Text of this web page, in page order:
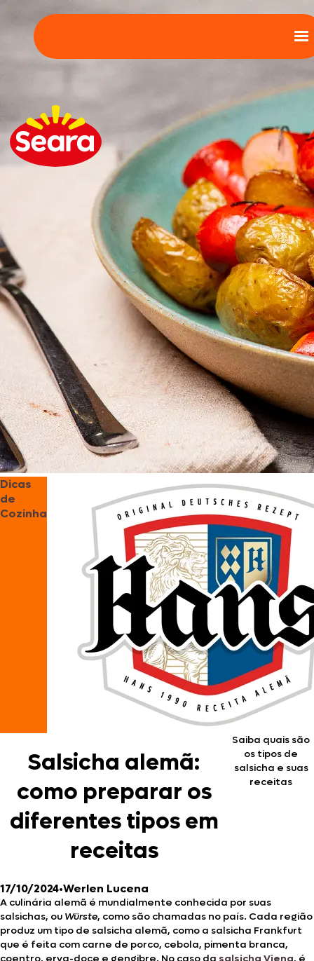
Dicas
de
Cozinha
Salsicha alemã:
como preparar os
diferentes tipos em
receitas
Saiba quais são
os tipos de
salsicha e suas
receitas
17/10/2024•Werlen Lucena
A culinária alemã é mundialmente conhecida por suas
salsichas, ou Würste, como são chamadas no país. Cada região
produz um tipo de salsicha alemã, como a salsicha Frankfurt
que é feita com carne de porco, cebola, pimenta branca,